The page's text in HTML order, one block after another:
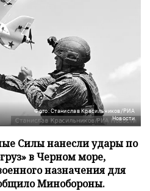
Фото: Станислав Красильников/РИА
Новости
Силы нанесли удары по
в Черном море,
назначения для
Минобороны.